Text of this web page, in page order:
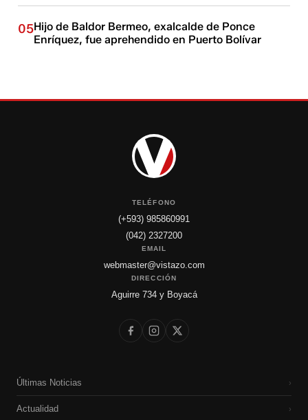
05Hijo de Baldor Bermeo, exalcalde de Ponce
Enríquez, fue aprehendido en Puerto Bolívar
TELÉFONO
(+593) 985860991
(042) 2327200
EMAIL
webmaster@vistazo.com
DIRECCIÓN
Aguirre 734 y Boyacá
Últimas Noticias ›
Actualidad ›